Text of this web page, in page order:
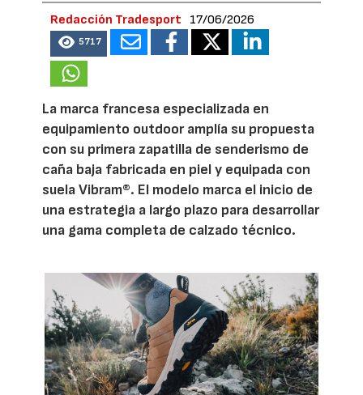
Redacción Tradesport 17/06/2026
5717
La marca francesa especializada en
equipamiento outdoor amplía su propuesta
con su primera zapatilla de senderismo de
caña baja fabricada en piel y equipada con
suela Vibram®. El modelo marca el inicio de
una estrategia a largo plazo para desarrollar
una gama completa de calzado técnico.